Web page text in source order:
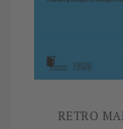
RETRO